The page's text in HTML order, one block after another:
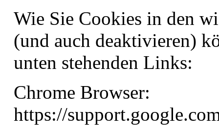
Wie Sie Cookies in den
(und auch deaktivieren)
unten stehenden Links:
Chrome Browser:
https://